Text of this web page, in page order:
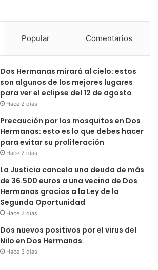
Popular Comentarios
Dos Hermanas mirará al cielo: estos
son algunos de los mejores lugares
para ver el eclipse del 12 de agosto
Hace 2 días
Precaución por los mosquitos en Dos
Hermanas: esto es lo que debes hacer
para evitar su proliferación
Hace 2 días
La Justicia cancela una deuda de más
de 36.500 euros a una vecina de Dos
Hermanas gracias a la Ley de la
Segunda Oportunidad
Hace 2 días
Dos nuevos positivos por el virus del
Nilo en Dos Hermanas
Hace 3 días